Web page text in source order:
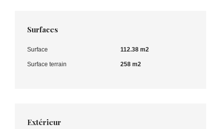
Surfaces
Surface 112.38 m2
Surface terrain 258 m2
Extérieur